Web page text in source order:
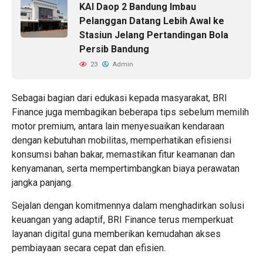
KAI Daop 2 Bandung Imbau
Pelanggan Datang Lebih Awal ke
Stasiun Jelang Pertandingan Bola
Persib Bandung
23 Admin
Sebagai bagian dari edukasi kepada masyarakat, BRI
Finance juga membagikan beberapa tips sebelum memilih
motor premium, antara lain menyesuaikan kendaraan
dengan kebutuhan mobilitas, memperhatikan efisiensi
konsumsi bahan bakar, memastikan fitur keamanan dan
kenyamanan, serta mempertimbangkan biaya perawatan
jangka panjang.
Sejalan dengan komitmennya dalam menghadirkan solusi
keuangan yang adaptif, BRI Finance terus memperkuat
layanan digital guna memberikan kemudahan akses
pembiayaan secara cepat dan efisien.